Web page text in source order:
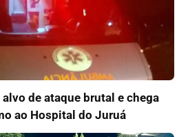
de ataque brutal e chega
ao Hospital do Juruá